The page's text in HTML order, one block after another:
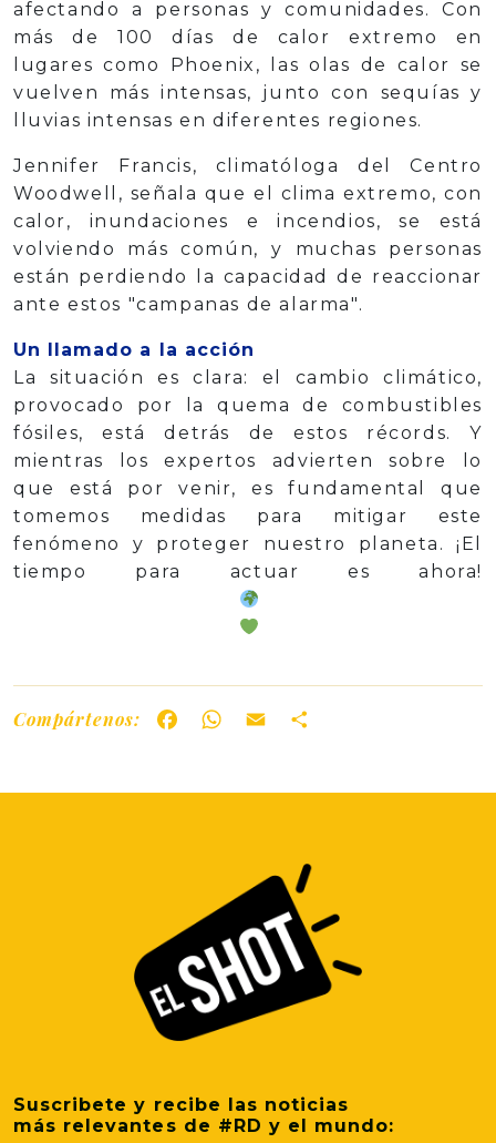
afectando a personas y comunidades. Con
más de 100 días de calor extremo en
lugares como Phoenix, las olas de calor se
vuelven más intensas, junto con sequías y
lluvias intensas en diferentes regiones.
Jennifer Francis, climatóloga del Centro
Woodwell, señala que el clima extremo, con
calor, inundaciones e incendios, se está
volviendo más común, y muchas personas
están perdiendo la capacidad de reaccionar
ante estos "campanas de alarma".
Un llamado a la acción
La situación es clara: el cambio climático,
provocado por la quema de combustibles
fósiles, está detrás de estos récords. Y
mientras los expertos advierten sobre lo
que está por venir, es fundamental que
tomemos medidas para mitigar este
fenómeno y proteger nuestro planeta. ¡El
tiempo para actuar es ahora!
Compártenos: FacebookWhatsApp
Email
Suscribete y recibe las noticias
más relevantes de #RD y el mundo: